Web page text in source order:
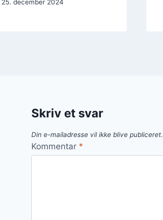
25. december 2024
Skriv et svar
Din e-mailadresse vil ikke blive publiceret.
Kommentar *